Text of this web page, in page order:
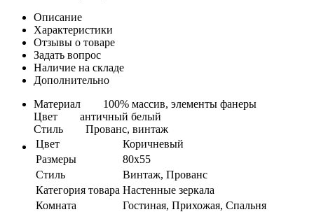
Описание
Характеристики
Отзывы о товаре
Задать вопрос
Наличие на складе
Дополнительно
Материал 100% массив, элементы фанеры
Цвет античный белый
Стиль Прованс, винтаж
Цвет
Коричневый
Размеры
80x55
Стиль
Винтаж, Прованс
Категория товара Настенные зеркала
Комната
Гостиная, Прихожая, Спальня